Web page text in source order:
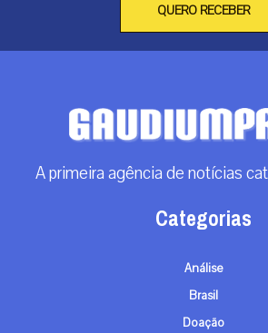
QUERO RECEBER
A primeira agência de notícias
Categorias
Análise
Brasil
Doação